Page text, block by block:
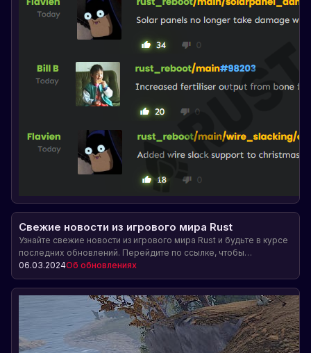
Свежие новости из игрового мира Rust
Узнайте свежие новости из игрового мира Rust и будьте в курсе
последних обновлений. Перейдите по ссылке, чтобы
посмотреть интересное видео с подробностями об изменениях
в игре.
06.03.2024Об обновлениях